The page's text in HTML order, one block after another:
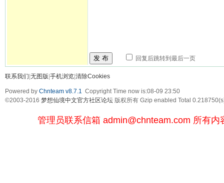
发 布 回复后跳转到最后一页
联系我们 无图版 手机浏览 清除Cookies
Powered by Chnteam v8.7.1 Copyright Time now is:08-09 23:50
©2003-2016 梦想仙境中文官方社区论坛 版权所有 Gzip enabled Total
管理员联系信箱 admin@chnteam.com 所有内